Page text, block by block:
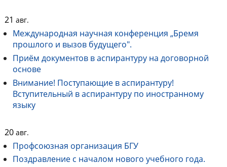
21 авг.
Международная научная конференция „Бремя
прошлого и вызов будущего".
Приём документов в аспирантуру на договорной
основе
Внимание! Поступающие в аспирантуру!
Вступительный в аспирантуру по иностранному
языку
20 авг.
Профсоюзная организация БГУ
Поздравление c началом нового учебного года.